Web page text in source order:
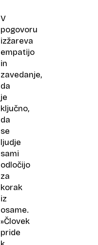
V
pogovoru
izžareva
empatijo
in
zavedanje,
da
je
ključno,
da
se
ljudje
sami
odločijo
za
korak
iz
osame.
»Človek
pride